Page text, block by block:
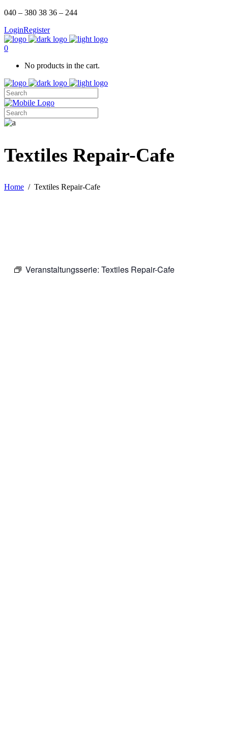
040 – 380 38 36 – 244
LoginRegister
0
No products in the cart.
Textiles Repair-Cafe
Home / Textiles Repair-Cafe
Veranstaltungsserie: Textiles Repair-Cafe